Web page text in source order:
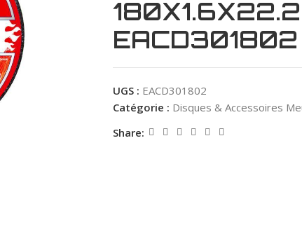
EACD301802
UGS : EACD301802
Catégorie : Disques & Accessoires
Share: